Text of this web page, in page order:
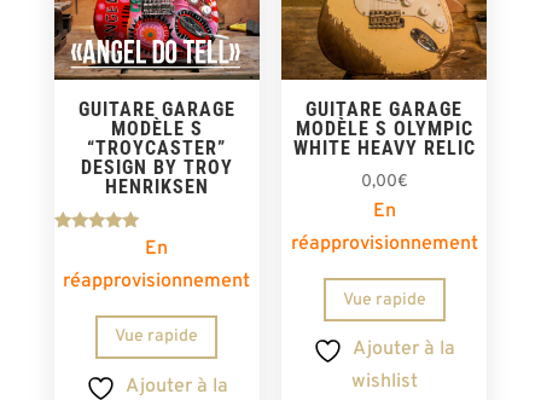
GUITARE GARAGE
MODÈLE S
“TROYCASTER”
DESIGN BY TROY
HENRIKSEN
sur 5
En
réapprovisionnement
Vue rapide
Ajouter à la
GUITARE GARAGE
MODÈLE S OLYMPIC
WHITE HEAVY RELIC
0,00€
En
réapprovisionnement
Vue rapide
Ajouter à la
wishlist